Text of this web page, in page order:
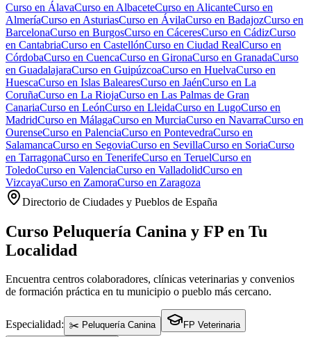
Curso en ÁlavaCurso en AlbaceteCurso en AlicanteCurso en
AlmeríaCurso en AsturiasCurso en ÁvilaCurso en BadajozCurso en
BarcelonaCurso en BurgosCurso en CáceresCurso en CádizCurso
en CantabriaCurso en CastellónCurso en Ciudad RealCurso en
CórdobaCurso en CuencaCurso en GironaCurso en GranadaCurso
en GuadalajaraCurso en GuipúzcoaCurso en HuelvaCurso en
HuescaCurso en Islas BalearesCurso en JaénCurso en La
CoruñaCurso en La RiojaCurso en Las Palmas de Gran
CanariaCurso en LeónCurso en LleidaCurso en LugoCurso en
MadridCurso en MálagaCurso en MurciaCurso en NavarraCurso en
OurenseCurso en PalenciaCurso en PontevedraCurso en
SalamancaCurso en SegoviaCurso en SevillaCurso en SoriaCurso
en TarragonaCurso en TenerifeCurso en TeruelCurso en
ToledoCurso en ValenciaCurso en ValladolidCurso en
VizcayaCurso en ZamoraCurso en Zaragoza
Directorio de Ciudades y Pueblos de España
Curso Peluquería Canina y FP en Tu
Localidad
Encuentra centros colaboradores, clínicas veterinarias y convenios
de formación práctica en tu municipio o pueblo más cercano.
Especialidad: ✂️ Peluquería Canina
FP Veterinaria